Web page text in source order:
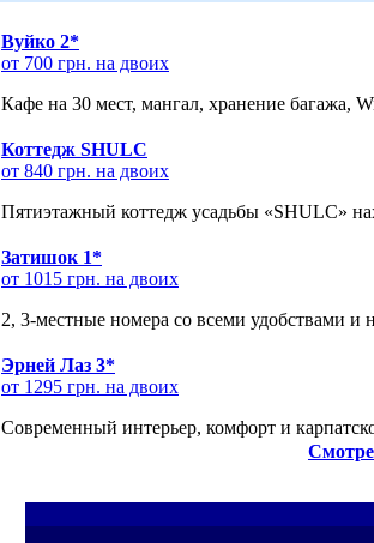
Вуйко 2*
от 700 грн. на двоих
Кафе на 30 мест, мангал, хранение багажа,
Коттедж SHULC
от 840 грн. на двоих
Пятиэтажный коттедж усадьбы «SHULC»
Затишок 1*
от 1015 грн. на двоих
2, 3-местные номера со всеми удобствами
Эрней Лаз 3*
от 1295 грн. на двоих
Современный интерьер, комфорт и